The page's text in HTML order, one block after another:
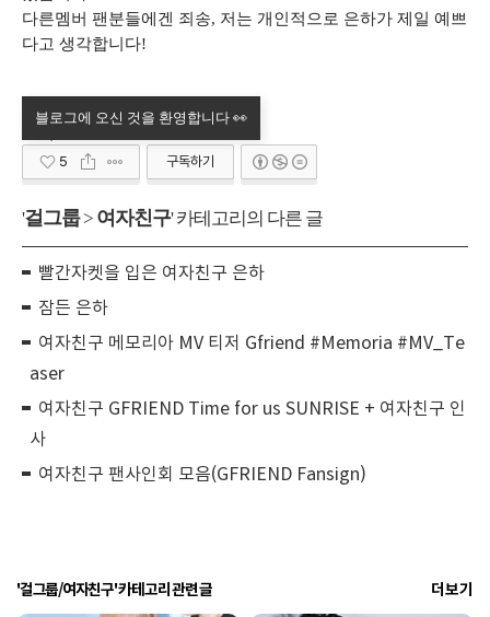
다른멤버 팬분들에겐 죄송, 저는 개인적으로 은하가 제일 예쁘
다고 생각합니다!
5 구독하기
'걸그룹> 여자친구' 카테고리의 다른 글
빨간자켓을 입은 여자친구 은하
잠든 은하
여자친구 메모리아 MV 티저 Gfriend #Memoria #MV_Te
aser
여자친구 GFRIEND Time for us SUNRISE + 여자친구 인
사
여자친구 팬사인회 모음(GFRIEND Fansign)
'걸그룹/여자친구' 카테고리 관련 글 더보기